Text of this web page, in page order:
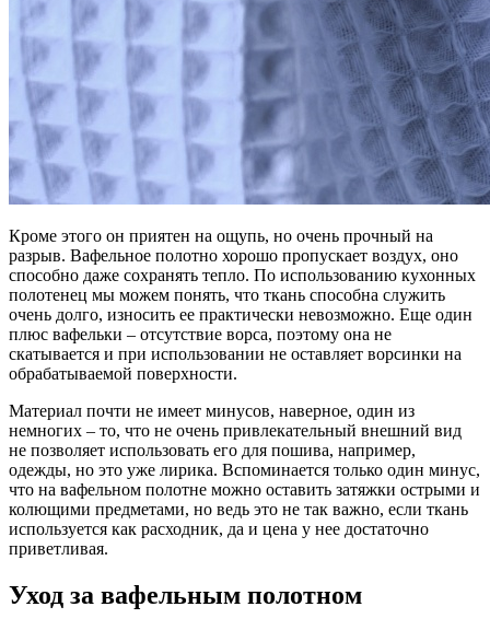
Кроме этого он приятен на ощупь, но очень прочный на
разрыв. Вафельное полотно хорошо пропускает воздух, оно
способно даже сохранять тепло. По использованию кухонных
полотенец мы можем понять, что ткань способна служить
очень долго, износить ее практически невозможно. Еще один
плюс вафельки – отсутствие ворса, поэтому она не
скатывается и при использовании не оставляет ворсинки на
обрабатываемой поверхности.
Материал почти не имеет минусов, наверное, один из
немногих – то, что не очень привлекательный внешний вид
не позволяет использовать его для пошива, например,
одежды, но это уже лирика. Вспоминается только один минус,
что на вафельном полотне можно оставить затяжки острыми и
колющими предметами, но ведь это не так важно, если ткань
используется как расходник, да и цена у нее достаточно
приветливая.
Уход за вафельным полотном